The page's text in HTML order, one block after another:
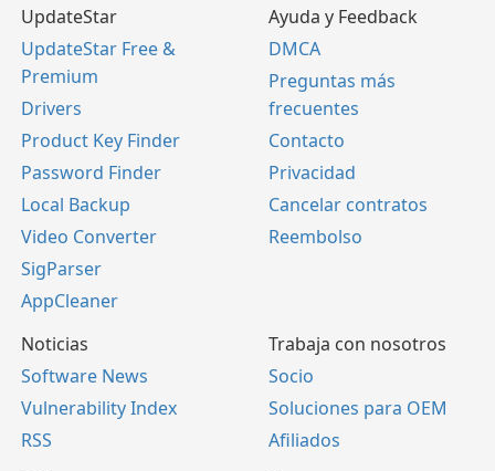
UpdateStar
UpdateStar Free &
Premium
Drivers
Product Key Finder
Password Finder
Local Backup
Video Converter
SigParser
AppCleaner
Ayuda y Feedback
DMCA
Preguntas más
frecuentes
Contacto
Privacidad
Cancelar contratos
Reembolso
Noticias
Software News
Vulnerability Index
RSS
Trabaja con nosotros
Socio
Soluciones para OEM
Afiliados